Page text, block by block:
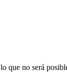
que no será